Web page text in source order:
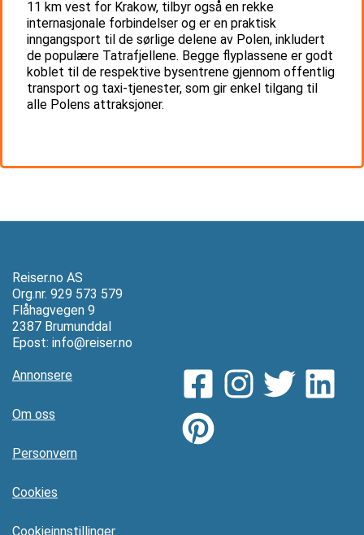
11 km vest for Krakow, tilbyr også en rekke
internasjonale forbindelser og er en praktisk
inngangsport til de sørlige delene av Polen, inkludert
de populære Tatrafjellene. Begge flyplassene er godt
koblet til de respektive bysentrene gjennom offentlig
transport og taxi-tjenester, som gir enkel tilgang til
alle Polens attraksjoner.
Reiser.no AS
Org.nr. 929 573 579
Flåhagvegen 9
2387 Brumunddal
Epost: info@reiser.no
Annonsere
Om oss
Personvern
Cookies
Cookieinnstillinger